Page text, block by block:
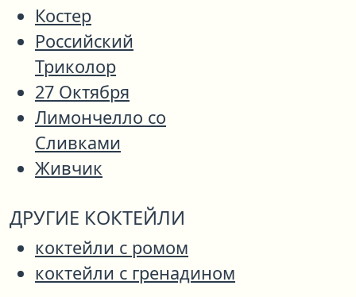
Костер
Российский
Триколор
27 Октября
Лимончелло со
Сливками
Живчик
ДРУГИЕ КОКТЕЙЛИ
коктейли с ромом
коктейли с гренадином